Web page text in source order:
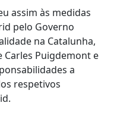
assim às medidas
pelo Governo
na Catalunha,
Puigdemont e
a
respetivos